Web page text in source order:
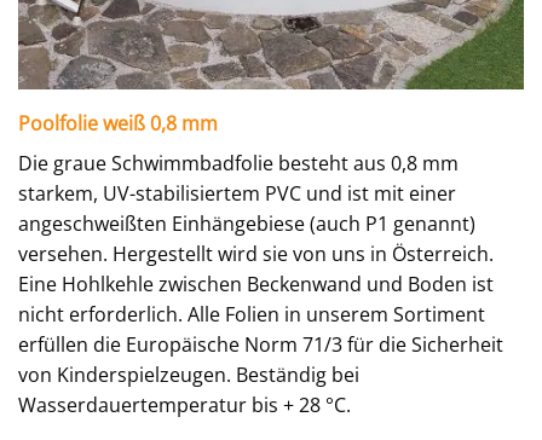
Poolfolie weiß 0,8 mm
Die graue Schwimmbadfolie besteht aus 0,8 mm
starkem, UV-stabilisiertem PVC und ist mit einer
angeschweißten Einhängebiese (auch P1 genannt)
versehen. Hergestellt wird sie von uns in Österreich.
Eine Hohlkehle zwischen Beckenwand und Boden ist
nicht erforderlich. Alle Folien in unserem Sortiment
erfüllen die Europäische Norm 71/3 für die Sicherheit
von Kinderspielzeugen. Beständig bei
Wasserdauertemperatur bis + 28 °C.